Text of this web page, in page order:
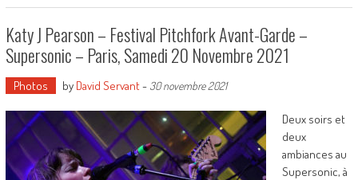
Katy J Pearson – Festival Pitchfork Avant-Garde –
Supersonic – Paris, Samedi 20 Novembre 2021
Photos by David Servant- 30 novembre 2021
Deux soirs et
deux
ambiances au
Supersonic, à